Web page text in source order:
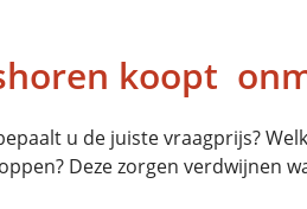
koopt
u de juiste vraagprijs?
Deze zorgen verdwijnen